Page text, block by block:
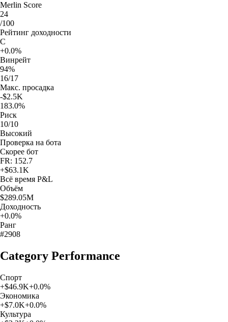
Merlin Score
24
/100
Рейтинг доходности
C
+0.0%
Винрейт
94%
16/17
Макс. просадка
-$2.5K
183.0%
Риск
10/10
Высокий
Проверка на бота
Скорее бот
FR: 152.7
+$63.1K
Всё время P&L
Объём
$289.05M
Доходность
+0.0%
Ранг
#2908
Category Performance
Спорт
+$46.9K+0.0%
Экономика
+$7.0K+0.0%
Культура